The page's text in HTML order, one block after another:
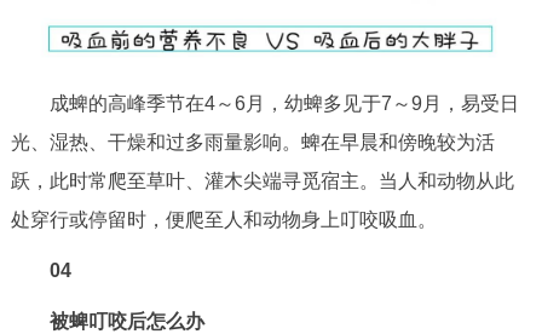
成蜱的高峰季节在4～6月，幼蜱多见于7～9月，易受日
光、湿热、干燥和过多雨量影响。蜱在早晨和傍晚较为活
跃，此时常爬至草叶、灌木尖端寻觅宿主。当人和动物从此
处穿行或停留时，便爬至人和动物身上叮咬吸血。
04
被蜱叮咬后怎么办